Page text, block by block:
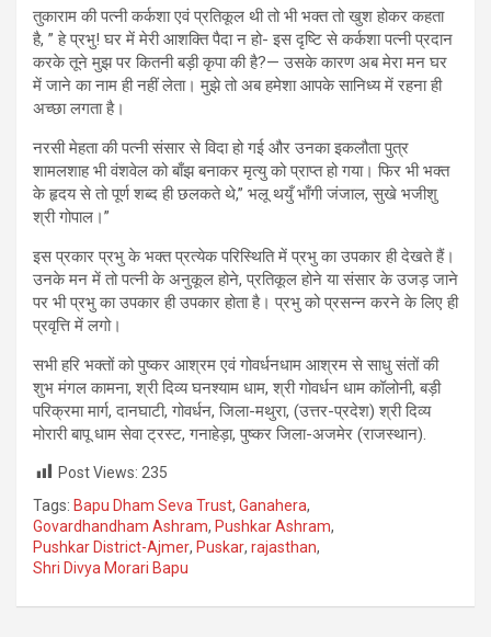
तुकाराम की पत्नी कर्कशा एवं प्रतिकूल थी तो भी भक्त तो खुश होकर कहता
है, ” हे प्रभु! घर में मेरी आशक्ति पैदा न हो- इस दृष्टि से कर्कशा पत्नी प्रदान
करके तूने मुझ पर कितनी बड़ी कृपा की है?— उसके कारण अब मेरा मन घर
में जाने का नाम ही नहीं लेता। मुझे तो अब हमेशा आपके सानिध्य में रहना ही
अच्छा लगता है।
नरसी मेहता की पत्नी संसार से विदा हो गई और उनका इकलौता पुत्र
शामलशाह भी वंशवेल को बाँझ बनाकर मृत्यु को प्राप्त हो गया। फिर भी भक्त
के हृदय से तो पूर्ण शब्द ही छलकते थे,” भलू थयुँ भाँगी जंजाल, सुखे भजीशु
श्री गोपाल।”
इस प्रकार प्रभु के भक्त प्रत्येक परिस्थिति में प्रभु का उपकार ही देखते हैं।
उनके मन में तो पत्नी के अनुकूल होने, प्रतिकूल होने या संसार के उजड़ जाने
पर भी प्रभु का उपकार ही उपकार होता है। प्रभु को प्रसन्न करने के लिए ही
प्रवृत्ति में लगो।
सभी हरि भक्तों को पुष्कर आश्रम एवं गोवर्धनधाम आश्रम से साधु संतों की
शुभ मंगल कामना, श्री दिव्य घनश्याम धाम, श्री गोवर्धन धाम कॉलोनी, बड़ी
परिक्रमा मार्ग, दानघाटी, गोवर्धन, जिला-मथुरा, (उत्तर-प्रदेश) श्री दिव्य
मोरारी बापू धाम सेवा ट्रस्ट, गनाहेड़ा, पुष्कर जिला-अजमेर (राजस्थान).
Post Views: 235
Tags: Bapu Dham Seva Trust, Ganahera,
Govardhandham Ashram, Pushkar Ashram,
Pushkar District-Ajmer, Puskar, rajasthan,
Shri Divya Morari Bapu